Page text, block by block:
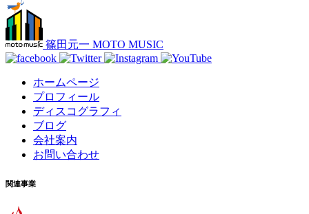
篠田元一 MOTO MUSIC
ホームページ
プロフィール
ディスコグラフィ
ブログ
会社案内
お問い合わせ
関連事業